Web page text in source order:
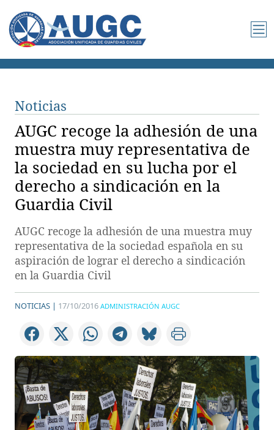
Noticias
AUGC recoge la adhesión de una
muestra muy representativa de
la sociedad en su lucha por el
derecho a sindicación en la
Guardia Civil
AUGC recoge la adhesión de una muestra muy
representativa de la sociedad española en su
aspiración de lograr el derecho a sindicación
en la Guardia Civil
NOTICIAS | 17/10/2016 ADMINISTRACIÓN AUGC